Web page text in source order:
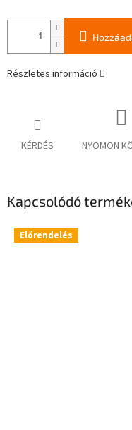
Részletes információ
KÉRDÉS NYOMON
Kapcsolódó
Előrendelés